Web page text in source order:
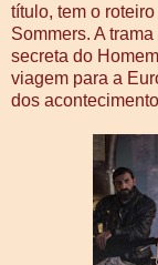
título, tem o
Sommers. A
secreta do
viagem para a
dos